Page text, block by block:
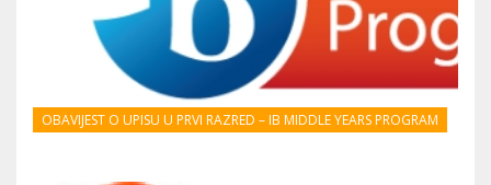
OBAVIJEST O UPISU U PRVI RAZRED – IB MIDDLE YEARS PROGRAM